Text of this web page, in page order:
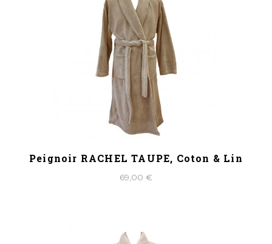
Peignoir RACHEL TAUPE, Coton & Lin
69,00 €